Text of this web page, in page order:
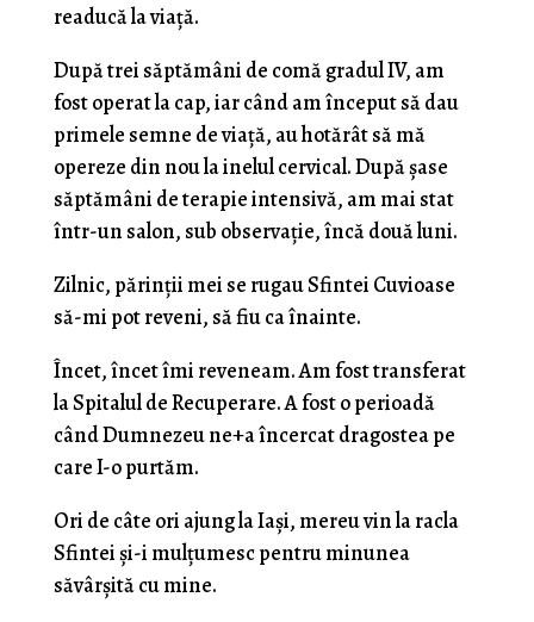
readucă la viaţă.
După trei săptămâni de comă gradul IV, am
fost operat la cap, iar când am început să dau
primele semne de viaţă, au hotărât să mă
opereze din nou la inelul cervical. După şase
săptămâni de terapie intensivă, am mai stat
într-un salon, sub observaţie, încă două luni.
Zilnic, părinţii mei se rugau Sfintei Cuvioase
să-mi pot reveni, să fiu ca înainte.
Încet, încet îmi reveneam. Am fost transferat
la Spitalul de Recuperare. A fost o perioadă
când Dumnezeu ne+a încercat dragostea pe
care I-o purtăm.
Ori de câte ori ajung la Iaşi, mereu vin la racla
Sfintei şi-i mulţumesc pentru minunea
săvârşită cu mine.